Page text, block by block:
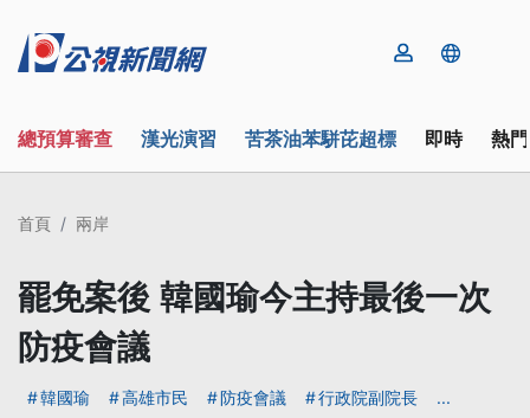
總預算審查 漢光演習 苦茶油苯駢芘超標 即時 熱
首頁 兩岸
罷免案後 韓國瑜今主持最後一次
防疫會議
韓國瑜 高雄市民 防疫會議 行政院副院長 ...